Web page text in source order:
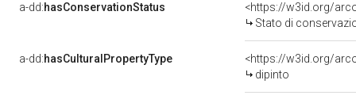
a-dd:hasConservationStatus
<https://w3id.org/
Stato di
a-dd:hasCulturalPropertyType
<https://w3id.org/
dipinto